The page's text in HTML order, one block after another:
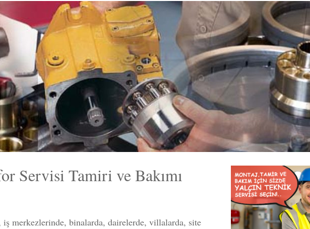
Servisi Tamiri ve Bakımı
merkezlerinde, binalarda, dairelerde, villalarda, site